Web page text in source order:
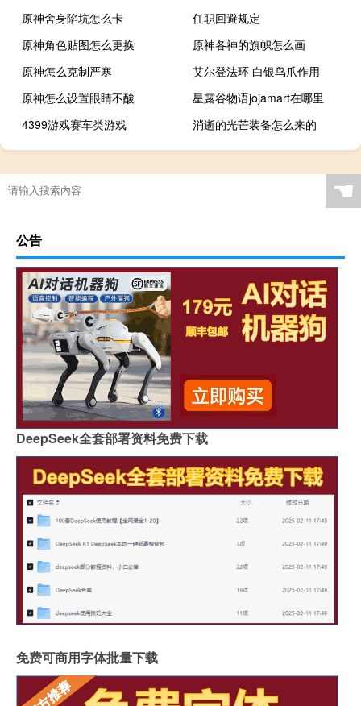
原神舍身陷坑怎么卡
任职回避规定
原神角色贴图怎么更换
原神各神的旗帜怎么画
原神怎么克制严寒
艾尔登法环 白银鸟爪作用
原神怎么设置眼睛不酸
星露谷物语jojamart在哪里
4399游戏赛车类游戏
消逝的光芒装备怎么来的
☚
公告
DeepSeek全套部署资料免费下载
免费可商用字体批量下载